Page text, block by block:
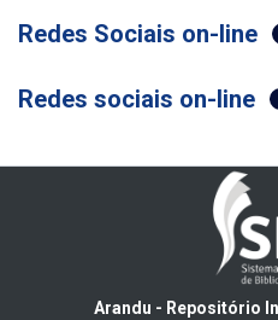
Redes Sociais on-line
Redes sociais on-line
Arandu - Repositório